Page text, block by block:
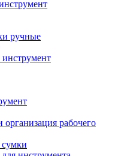
ручные
рабочего